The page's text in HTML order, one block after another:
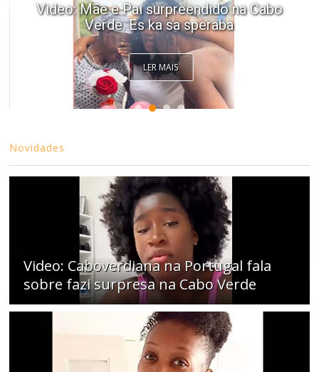
Video: Mãe e Pai surpreendido na Cabo
Verde. Es ka sa speraba
LER MAIS
Novidades
Video: Caboverdiana na Portugal fala
sobre fazi surpresa na Cabo Verde